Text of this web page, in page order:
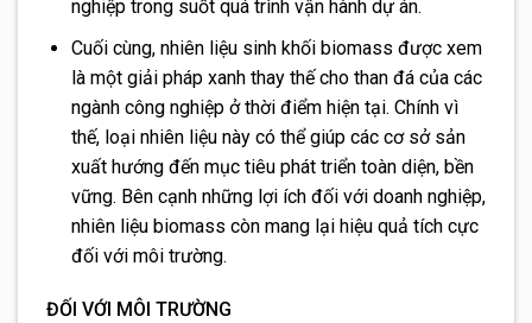
nghiệp trong suốt quá trình vận hành dự án.
Cuối cùng, nhiên liệu sinh khối biomass được xem
là một giải pháp xanh thay thế cho than đá của các
ngành công nghiệp ở thời điểm hiện tại. Chính vì
thế, loại nhiên liệu này có thể giúp các cơ sở sản
xuất hướng đến mục tiêu phát triển toàn diện, bền
vững. Bên cạnh những lợi ích đối với doanh nghiệp,
nhiên liệu biomass còn mang lại hiệu quả tích cực
đối với môi trường.
ĐỐI VỚI MÔI TRƯỜNG